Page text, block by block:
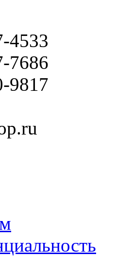
4533
7686
9817